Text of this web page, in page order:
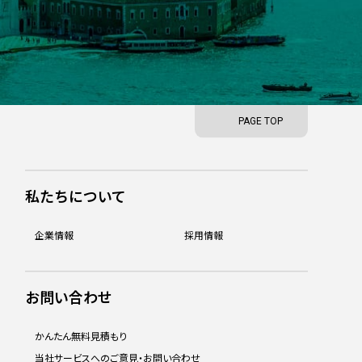
PAGE TOP
私たちについて
企業情報 採用情報
お問い合わせ
かんたん無料見積もり
当社サービスへのご意見・お問い合わせ